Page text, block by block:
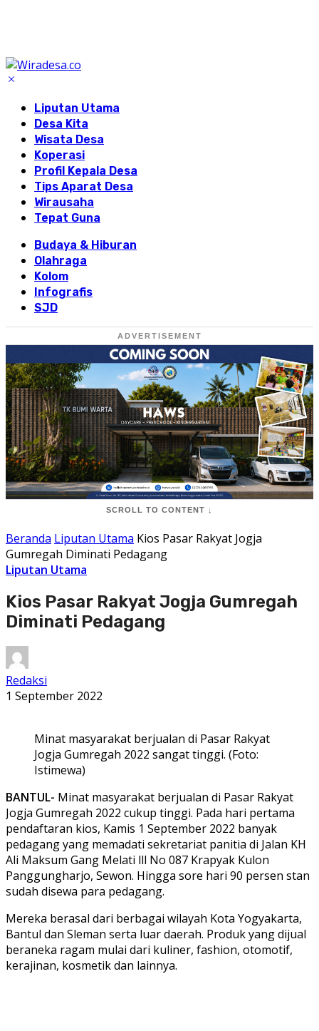
Liputan Utama
Desa Kita
Wisata Desa
Koperasi
Profil Kepala Desa
Tips Aparat Desa
Wirausaha
Tepat Guna
Budaya & Hiburan
Olahraga
Kolom
Infografis
SJD
ADVERTISEMENT
SCROLL TO CONTENT ↓
Beranda Liputan Utama Kios Pasar Rakyat Jogja
Gumregah Diminati Pedagang
Liputan Utama
Kios Pasar Rakyat Jogja Gumregah
Diminati Pedagang
Redaksi
1 September 2022
Minat masyarakat berjualan di Pasar Rakyat
Jogja Gumregah 2022 sangat tinggi. (Foto:
Istimewa)
BANTUL- Minat masyarakat berjualan di Pasar Rakyat
Jogja Gumregah 2022 cukup tinggi. Pada hari pertama
pendaftaran kios, Kamis 1 September 2022 banyak
pedagang yang memadati sekretariat panitia di Jalan KH
Ali Maksum Gang Melati lll No 087 Krapyak Kulon
Panggungharjo, Sewon. Hingga sore hari 90 persen stan
sudah disewa para pedagang.
Mereka berasal dari berbagai wilayah Kota Yogyakarta,
Bantul dan Sleman serta luar daerah. Produk yang dijual
beraneka ragam mulai dari kuliner, fashion, otomotif,
kerajinan, kosmetik dan lainnya.